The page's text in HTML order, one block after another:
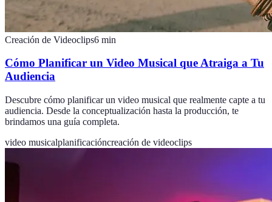
Creación de Videoclips6 min
Cómo Planificar un Video Musical que Atraiga a Tu
Audiencia
Descubre cómo planificar un video musical que realmente capte a tu
audiencia. Desde la conceptualización hasta la producción, te
brindamos una guía completa.
video musicalplanificacióncreación de videoclips